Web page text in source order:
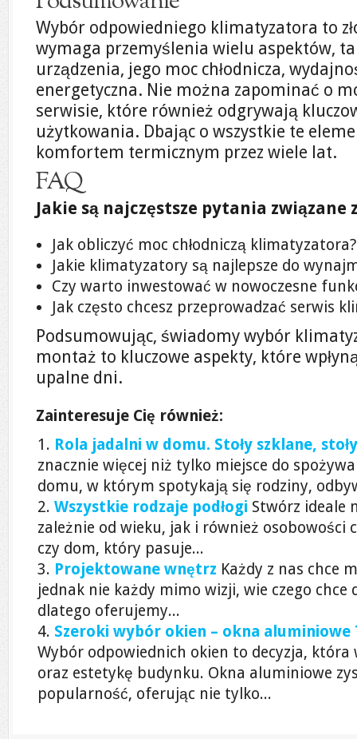
Wybór odpowiedniego klimatyzatora to
wymaga przemyślenia wielu aspektów,
urządzenia, jego moc chłodnicza,
energetyczna. Nie można zapominać o
serwisie, które również odgrywają
użytkowania. Dbając o wszystkie te
komfortem termicznym przez wiele lat.
FAQ
Jakie są najczęstsze pytania
Jak obliczyć moc chłodniczą klimatyzatora?
Jakie klimatyzatory są najlepsze do
Czy warto inwestować w nowoczesne
Jak często chcesz przeprowadzać serwis
Podsumowując, świadomy wybór
montaż to kluczowe aspekty, które
upalne dni.
Zainteresuje Cię również:
Rola jadalni w domu. Stoły szklane,
znacznie więcej niż tylko miejsce do
domu, w którym spotykają się rodziny,
Wszystkie rodzaje podłogi Stwórz ideale
zależnie od wieku, jak i również osobowości
czy dom, który pasuje...
Projektowane wnętrz Każdy z nas chce
jednak nie każdy mimo wizji, wie czego chce
dlatego oferujemy...
Szeroki wybór okien – okna aluminiowe
Wybór odpowiednich okien to decyzja, która
oraz estetykę budynku. Okna aluminiowe
popularność, oferując nie tylko...